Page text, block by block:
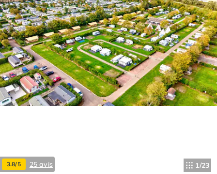
Camping Carsac-Aillac
Camping Les Eyzies-de-Tayac-Sireuil
Camping Sarlat
Camping Gironde
Camping Bordeaux
Camping Carcans
Camping Hourtin
Camping Lacanau
Camping Soulac sur Mer
Camping Hossegor
Camping Messanges
3.8/5 25 avis 1/23